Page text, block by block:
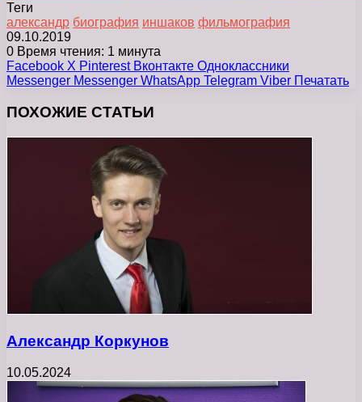
Теги
александр биография иншаков фильмография
09.10.2019
0 Время чтения: 1 минута
Facebook X Pinterest Вконтакте Одноклассники
Messenger Messenger WhatsApp Telegram Viber Печатать
ПОХОЖИЕ СТАТЬИ
Александр Коркунов
10.05.2024